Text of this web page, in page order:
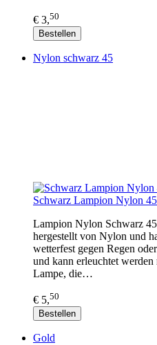
€ 3,50
Bestellen
Nylon schwarz 45
Schwarz Lampion Nylon
Lampion Nylon Schwarz
hergestellt von Nylon und
wetterfest gegen Regen
und kann erleuchtet
Lampe, die…
€ 5,50
Bestellen
Gold